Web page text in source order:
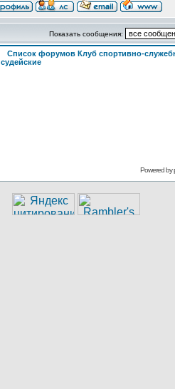
Показать сообщения:
Список форумов Клуб спортивно-
судейские
Powered by